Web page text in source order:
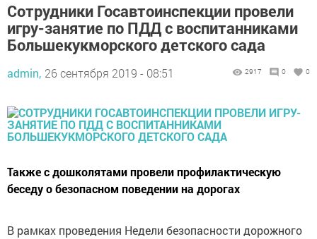
Сотрудники Госавтоинспекции провели
игру-занятие по ПДД с воспитанниками
Большекукморского детского сада
admin, 26 сентября 2019 - 08:51 2917 0 0
Также с дошколятами провели профилактическую
беседу о безопасном поведении на дорогах
В рамках проведения Недели безопасности дорожного